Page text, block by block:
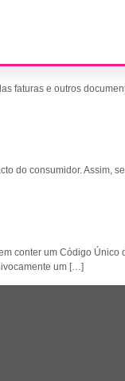
finanças das faturas
do consumidor. Assim,
conter um Código Único
um […]